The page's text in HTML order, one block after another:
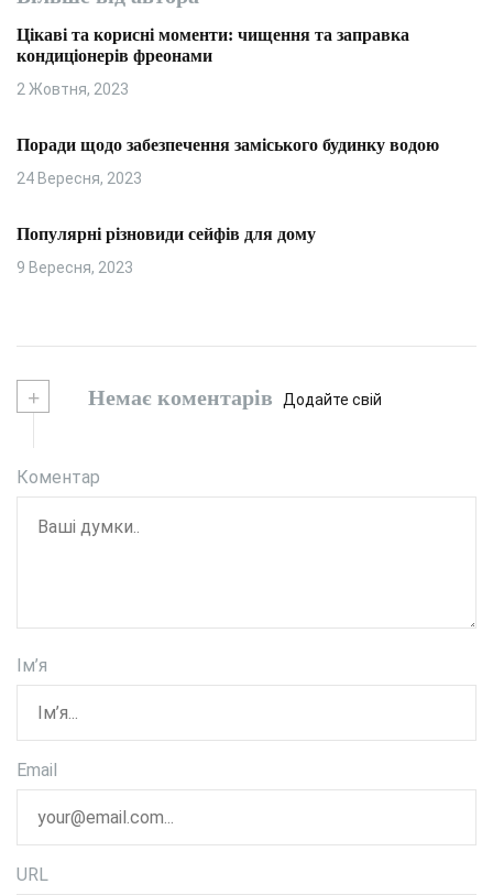
Цікаві та корисні моменти: чищення та заправка
кондиціонерів фреонами
2 Жовтня, 2023
Поради щодо забезпечення заміського будинку водою
24 Вересня, 2023
Популярні різновиди сейфів для дому
9 Вересня, 2023
+ Немає коментарів Додайте свій
Коментар
Ім’я
Email
URL